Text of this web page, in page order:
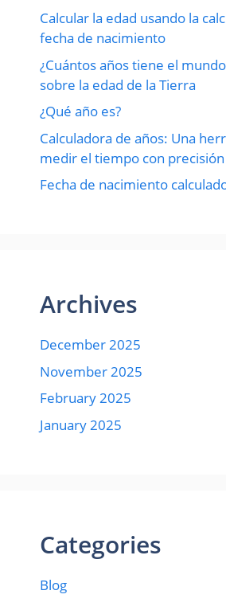
Calcular la edad usando la
fecha de nacimiento
¿Cuántos años tiene el
sobre la edad de la Tierra
¿Qué año es?
Calculadora de años: Una
medir el tiempo con precisión
Fecha de nacimiento
Archives
December 2025
November 2025
February 2025
January 2025
Categories
Blog